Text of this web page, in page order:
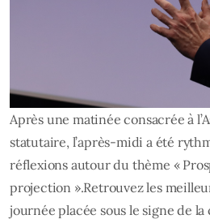
Après une matinée consacrée à
statutaire, l’après-midi a été
réflexions autour du thème «
projection ».Retrouvez les
journée placée sous le signe de